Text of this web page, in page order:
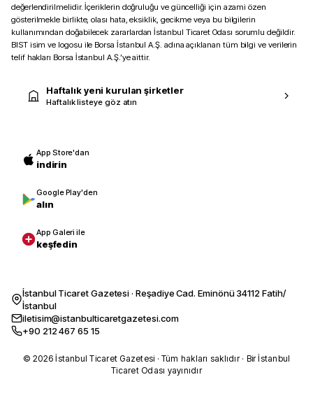
değerlendirilmelidir. İçeriklerin doğruluğu ve güncelliği için azami özen
gösterilmekle birlikte, olası hata, eksiklik, gecikme veya bu bilgilerin
kullanımından doğabilecek zararlardan İstanbul Ticaret Odası sorumlu değildir.
BIST isim ve logosu ile Borsa İstanbul A.Ş. adına açıklanan tüm bilgi ve verilerin
telif hakları Borsa İstanbul A.Ş.’ye aittir.
Haftalık yeni kurulan şirketler
Haftalık listeye göz atın
App Store'dan
indirin
Google Play'den
alın
App Galeri ile
keşfedin
İstanbul Ticaret Gazetesi · Reşadiye Cad. Eminönü 34112 Fatih/
İstanbul
iletisim@istanbulticaretgazetesi.com
+90 212 467 65 15
© 2026 İstanbul Ticaret Gazetesi · Tüm hakları saklıdır · Bir İstanbul
Ticaret Odası yayınıdır